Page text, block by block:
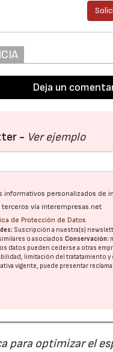
Deja un
- Ver ejemplo
informativos personalizados de
vía interempresas.net
de Protección de Datos
Suscripción a nuestra(s)
o asociados.Conservación:
datos pueden cederse a otras
limitación del tratatamiento y
vigente, puede presentar
para optimizar el